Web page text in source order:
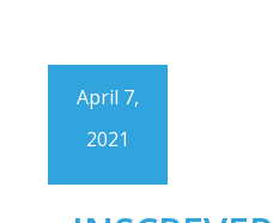
April 7,
2021